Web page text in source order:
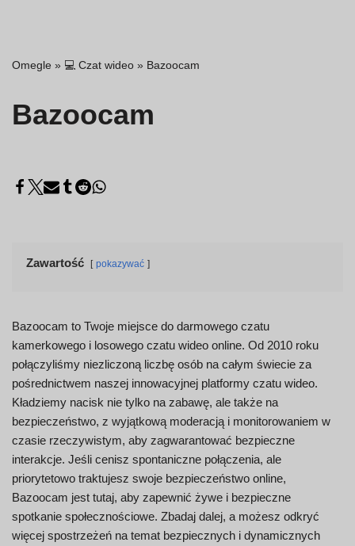
Omegle » 💻 Czat wideo » Bazoocam
Bazoocam
Zawartość pokazywać
Bazoocam to Twoje miejsce do darmowego czatu
kamerkowego i losowego czatu wideo online. Od 2010 roku
połączyliśmy niezliczoną liczbę osób na całym świecie za
pośrednictwem naszej innowacyjnej platformy czatu wideo.
Kładziemy nacisk nie tylko na zabawę, ale także na
bezpieczeństwo, z wyjątkową moderacją i monitorowaniem w
czasie rzeczywistym, aby zagwarantować bezpieczne
interakcje. Jeśli cenisz spontaniczne połączenia, ale
priorytetowo traktujesz swoje bezpieczeństwo online,
Bazoocam jest tutaj, aby zapewnić żywe i bezpieczne
spotkanie społecznościowe. Zbadaj dalej, a możesz odkryć
więcej spostrzeżeń na temat bezpiecznych i dynamicznych